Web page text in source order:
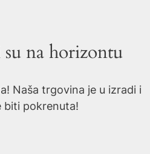
na horizontu
Naša trgovina je u izradi i
biti pokrenuta!